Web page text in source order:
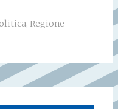
, Regione